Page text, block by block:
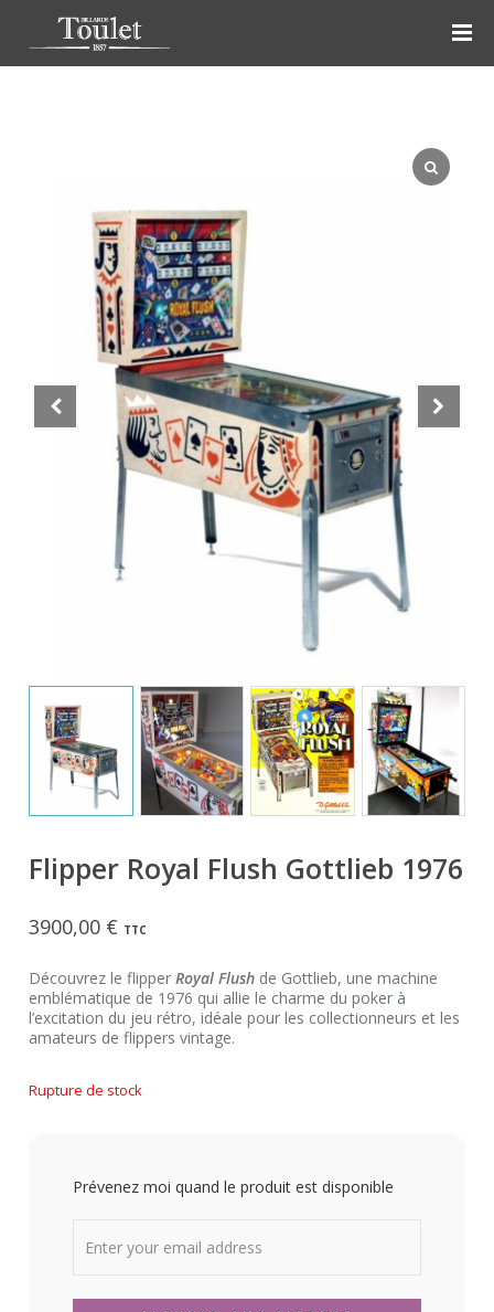
Flipper Royal Flush Gottlieb 1976
3900,00 € TTC
Découvrez le flipperRoyal Flush de Gottlieb, une machine
emblématique de 1976 qui allie le charme du poker à
l’excitation du jeu rétro, idéale pour les collectionneurs et les
amateurs de flippers vintage.
Rupture de stock
Prévenez moi quand le produit est disponible